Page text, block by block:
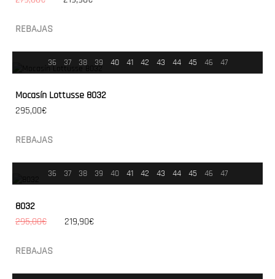
REBAJAS
36 37 38 39 40 41 42 43 44 45 46 47
Mocasín Lottusse 8032
295,00€
REBAJAS
36 37 38 39 40 41 42 43 44 45 46 47
8032
295,00€
219,90€
REBAJAS